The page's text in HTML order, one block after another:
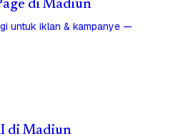
di Madiun
untuk iklan & kampanye —
di Madiun